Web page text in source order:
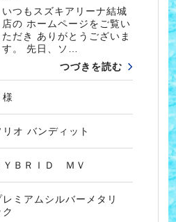
いつもスズキアリーナ結城
店の ホームページをご覧い
ただき ありがとうございま
す。 先日、ソ…
つづきを読む
様
リオ バンディット
ＹＢＲＩＤ ＭＶ
レミアムシルバーメタリ
ク